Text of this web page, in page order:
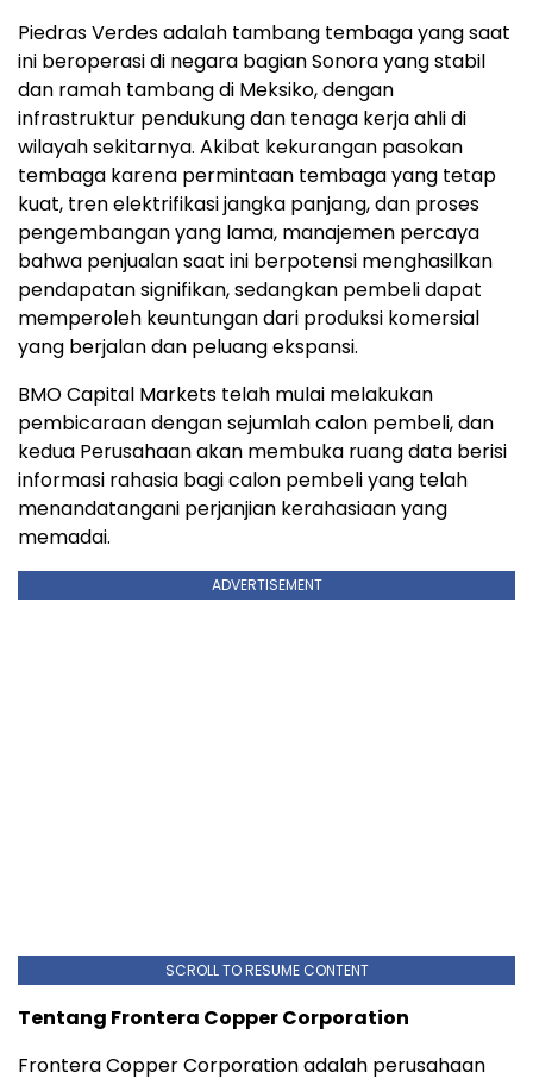
Piedras Verdes adalah tambang tembaga yang saat
ini beroperasi di negara bagian Sonora yang stabil
dan ramah tambang di Meksiko, dengan
infrastruktur pendukung dan tenaga kerja ahli di
wilayah sekitarnya. Akibat kekurangan pasokan
tembaga karena permintaan tembaga yang tetap
kuat, tren elektrifikasi jangka panjang, dan proses
pengembangan yang lama, manajemen percaya
bahwa penjualan saat ini berpotensi menghasilkan
pendapatan signifikan, sedangkan pembeli dapat
memperoleh keuntungan dari produksi komersial
yang berjalan dan peluang ekspansi.
BMO Capital Markets telah mulai melakukan
pembicaraan dengan sejumlah calon pembeli, dan
kedua Perusahaan akan membuka ruang data berisi
informasi rahasia bagi calon pembeli yang telah
menandatangani perjanjian kerahasiaan yang
memadai.
ADVERTISEMENT
SCROLL TO RESUME CONTENT
Tentang Frontera Copper Corporation
Frontera Copper Corporation adalah perusahaan